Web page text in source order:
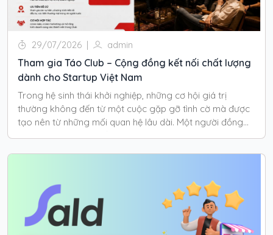
29/07/2026 | admin
Tham gia Táo Club – Cộng đồng kết nối chất lượng
dành cho Startup Việt Nam
Trong hệ sinh thái khởi nghiệp, những cơ hội giá trị
thường không đến từ một cuộc gặp gỡ tình cờ mà được
tạo nên từ những mối quan hệ lâu dài. Một người đồng